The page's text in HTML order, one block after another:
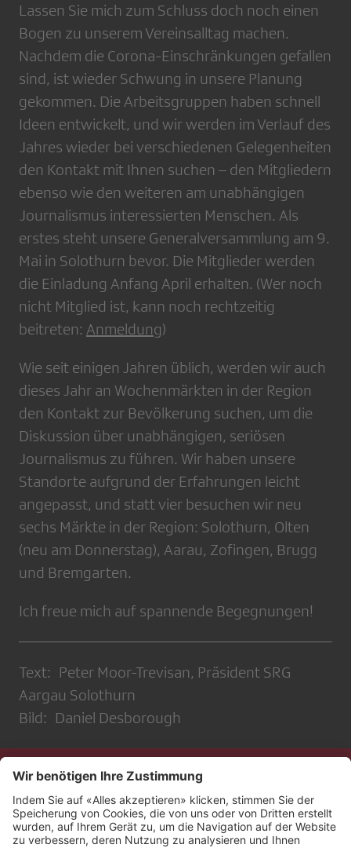
Lassen Sie mich zum Schluss doch noch einen
Bogen zu unserem Vereinsalltag machen.
Nachdem die Corona-Einschränkungen gefallen
sind, ist wieder Schwung in unsere Planung
gekommen. Die Arbeitsgruppen haben schnell
Ideen entwickelt, und wir werden im Verlauf des
Jahres wieder bei verschiedenen Gelegenheiten
den Kontakt mit Ihnen suchen – den Mitgliedern
ebenso wie den weiteren am unabhängigen
Journalismus interessierten Menschen. Als
erstes steht unsere Generalversammlung am 9.
Mai in Solothurn bevor. Die Mitglieder werden
die Einladung Anfang April erhalten. (Wer noch
nicht Mitglied ist, kann noch rechtzeitig
beitreten: Anmeldung)
Wie seit einigen Jahren üblich, werden wir auch
dieses Jahr an Wochenmärkten in der Region
den Kontakt zur Bevölkerung suchen, um die
Diskussion über unabhängigen, seriösen
Journalismus zu führen. Wir haben unsere
Standorte aufgrund der Erfahrungen leicht
angepasst, und statt vier besuchen wir neu
sechs Märkte in der Region: Solothurn, Olten
(neu am Donnerstag), Aarau, Zofingen, Brugg
und Bremgarten.
Ich freue mich auf spannende Begegnungen!
Text: Peter Moor-Trevisan, ​​​​​​​Präsident SRG
Aargau Solothurn
Bild: Daniel Desborough
Kontakt
Impressum